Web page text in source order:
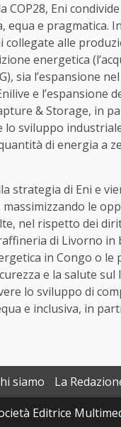
COP28, Eni
equa e pragmatica.
alle
energetica
sia l’espansione
e
& Storage, in
lo sviluppo
di energia a
strategia di Eni e
le
nel rispetto dei
di Livorno
in Congo o
e la salute
lo sviluppo di
e inclusiva, in
siamo La
Editrice